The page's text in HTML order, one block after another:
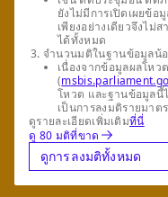
ยังไม่มีการเปิดเผยข้
เพียงอย่างเดียวจึงไม่
ได้ทั้งหมด
จำนวนมติในฐานข้อมูลน้
เนื่องจากข้อมูลผลโห
(
โหวต และฐานข้อมูลนี้
เป็นการลงมติรายมา
ดูรายละเอียดเพิ่มเติมที่นี่
ดู 80 มติที่ขาด
ดูการลงมติทั้งหมด